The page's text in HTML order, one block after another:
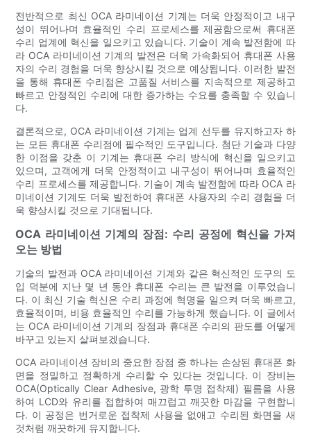
전반적으로 최신 OCA 라미네이션 기계는 더욱 안정적이고 내구
성이 뛰어나며 효율적인 수리 프로세스를 제공함으로써 휴대폰
수리 업계에 혁신을 일으키고 있습니다. 기술이 계속 발전함에 따
라 OCA 라미네이션 기계의 발전은 더욱 가속화되어 휴대폰 사용
자의 수리 경험을 더욱 향상시킬 것으로 예상됩니다. 이러한 발전
을 통해 휴대폰 수리점은 고품질 서비스를 지속적으로 제공하고
빠르고 안정적인 수리에 대한 증가하는 수요를 충족할 수 있습니
다.
결론적으로, OCA 라미네이션 기계는 업계 선두를 유지하고자 하
는 모든 휴대폰 수리점에 필수적인 도구입니다. 첨단 기술과 다양
한 이점을 갖춘 이 기계는 휴대폰 수리 방식에 혁신을 일으키고
있으며, 고객에게 더욱 안정적이고 내구성이 뛰어나며 효율적인
수리 프로세스를 제공합니다. 기술이 계속 발전함에 따라 OCA 라
미네이션 기계도 더욱 발전하여 휴대폰 사용자의 수리 경험을 더
욱 향상시킬 것으로 기대됩니다.
OCA 라미네이션 기계의 장점: 수리 공정에 혁신을 가져
오는 방법
기술의 발전과 OCA 라미네이션 기계와 같은 혁신적인 도구의 도
입 덕분에 지난 몇 년 동안 휴대폰 수리는 큰 발전을 이루었습니
다. 이 최신 기술 혁신은 수리 과정에 혁명을 일으켜 더욱 빠르고,
효율적이며, 비용 효율적인 수리를 가능하게 했습니다. 이 글에서
는 OCA 라미네이션 기계의 장점과 휴대폰 수리의 판도를 어떻게
바꾸고 있는지 살펴보겠습니다.
OCA 라미네이션 장비의 중요한 장점 중 하나는 손상된 휴대폰 화
면을 정밀하고 정확하게 수리할 수 있다는 것입니다. 이 장비는
OCA(Optically Clear Adhesive, 광학 투명 접착제) 필름을 사용
하여 LCD와 유리를 접합하여 매끄럽고 깨끗한 마감을 구현합니
다. 이 공정은 번거로운 접착제 사용을 없애고 수리된 화면을 새
것처럼 깨끗하게 유지합니다.